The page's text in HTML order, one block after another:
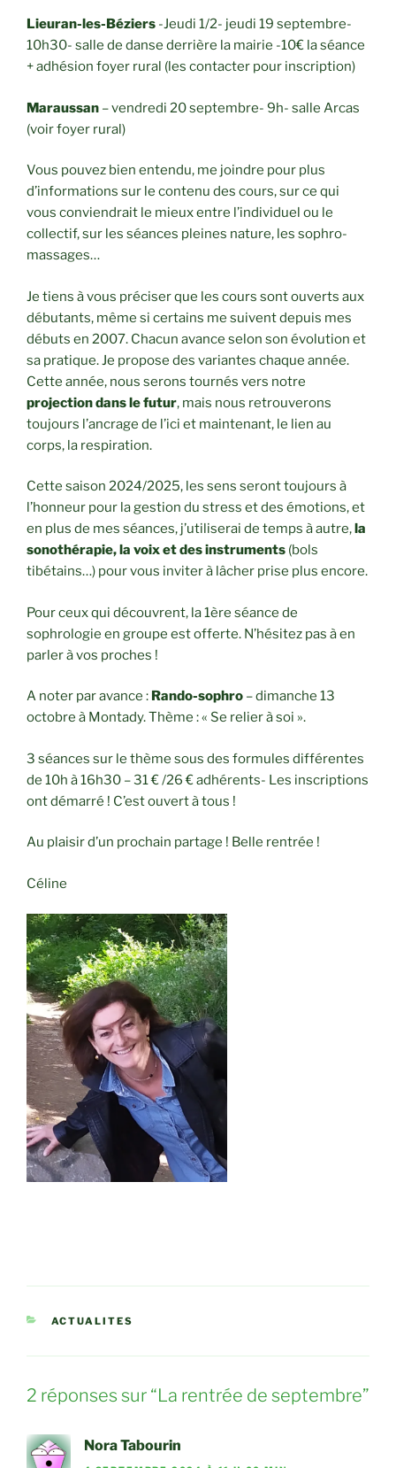
Lieuran-les-Béziers -Jeudi 1/2- jeudi 19 septembre-
10h30- salle de danse derrière la mairie -10€ la séance
+ adhésion foyer rural (les contacter pour inscription)
Maraussan – vendredi 20 septembre- 9h- salle Arcas
(voir foyer rural)
Vous pouvez bien entendu, me joindre pour plus
d’informations sur le contenu des cours, sur ce qui
vous conviendrait le mieux entre l’individuel ou le
collectif, sur les séances pleines nature, les sophro-
massages…
Je tiens à vous préciser que les cours sont ouverts aux
débutants, même si certains me suivent depuis mes
débuts en 2007. Chacun avance selon son évolution et
sa pratique. Je propose des variantes chaque année.
Cette année, nous serons tournés vers notre
projection dans le futur, mais nous retrouverons
toujours l’ancrage de l’ici et maintenant, le lien au
corps, la respiration.
Cette saison 2024/2025, les sens seront toujours à
l’honneur pour la gestion du stress et des émotions, et
en plus de mes séances, j’utiliserai de temps à autre,la
sonothérapie, la voix et des instruments (bols
tibétains…) pour vous inviter à lâcher prise plus encore.
Pour ceux qui découvrent, la 1ère séance de
sophrologie en groupe est offerte. N’hésitez pas à en
parler à vos proches !
A noter par avance : Rando-sophro – dimanche 13
octobre à Montady. Thème : « Se relier à soi ».
3 séances sur le thème sous des formules différentes
de 10h à 16h30 – 31 € /26 € adhérents- Les inscriptions
ont démarré ! C’est ouvert à tous !
Au plaisir d’un prochain partage ! Belle rentrée !
Céline
CATÉGORIES
ACTUALITES
2 réponses sur “La rentrée de septembre”
Nora Tabourin